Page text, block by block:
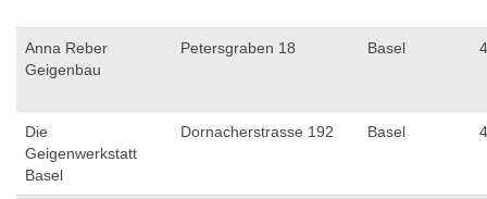
Anna Reber
Geigenbau
Petersgraben 18 Basel
Die
Geigenwerkstatt
Basel
Dornacherstrasse 192 Basel